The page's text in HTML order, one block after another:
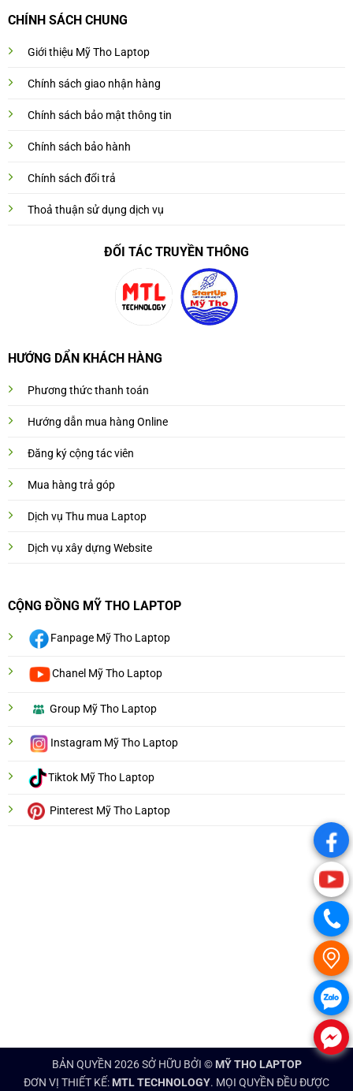
CHÍNH SÁCH CHUNG
Giới thiệu Mỹ Tho Laptop
Chính sách giao nhận hàng
Chính sách bảo mật thông tin
Chính sách bảo hành
Chính sách đổi trả
Thoả thuận sử dụng dịch vụ
ĐỐI TÁC TRUYỀN THÔNG
HƯỚNG DẨN KHÁCH HÀNG
Phương thức thanh toán
Hướng dẫn mua hàng Online
Đăng ký cộng tác viên
Mua hàng trả góp
Dịch vụ Thu mua Laptop
Dịch vụ xây dựng Website
CỘNG ĐỒNG MỸ THO LAPTOP
Fanpage Mỹ Tho Laptop
Chanel Mỹ Tho Laptop
Group Mỹ Tho Laptop
Instagram Mỹ Tho Laptop
Tiktok Mỹ Tho Laptop
Pinterest Mỹ Tho Laptop
BẢN QUYỀN 2026 SỞ HỮU BỞI © MỸ THO LAPTOP
ĐƠN VỊ THIẾT KẾ: MTL TECHNOLOGY. MỌI QUYỀN ĐỀU ĐƯỢC
.
.
.
.
.
.